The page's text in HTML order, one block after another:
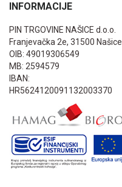
INFORMACIJE
PIN TRGOVINE NAŠICE d.o.o.
Franjevačka 2e, 31500 Našice
OIB: 49019306549
MB: 2594579
IBAN:
HR5624120091132003370